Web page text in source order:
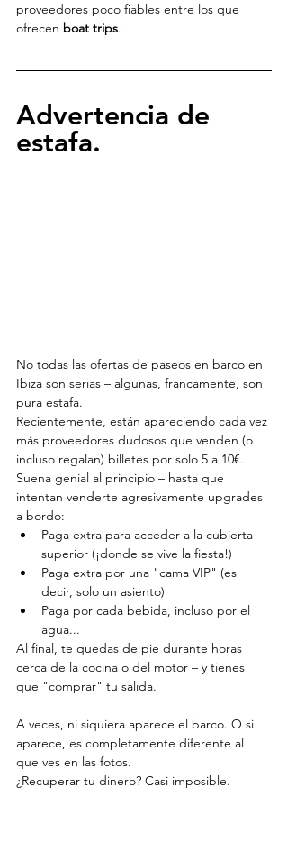
proveedores poco fiables entre los que
ofrecen boat trips.
Advertencia de
estafa.
No todas las ofertas de paseos en barco en
Ibiza son serias – algunas, francamente, son
pura estafa.
Recientemente, están apareciendo cada vez
más proveedores dudosos que venden (o
incluso regalan) billetes por solo 5 a 10€.
Suena genial al principio – hasta que
intentan venderte agresivamente upgrades
a bordo:
Paga extra para acceder a la cubierta
superior (¡donde se vive la fiesta!)
Paga extra por una "cama VIP" (es
decir, solo un asiento)
Paga por cada bebida, incluso por el
agua...
Al final, te quedas de pie durante horas
cerca de la cocina o del motor – y tienes
que "comprar" tu salida.
A veces, ni siquiera aparece el barco. O si
aparece, es completamente diferente al
que ves en las fotos.
¿Recuperar tu dinero? Casi imposible.